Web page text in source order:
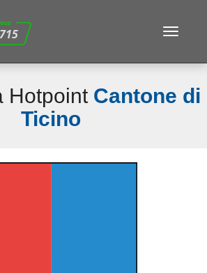
Toggle
Hotpoint Cantone di
Ticino